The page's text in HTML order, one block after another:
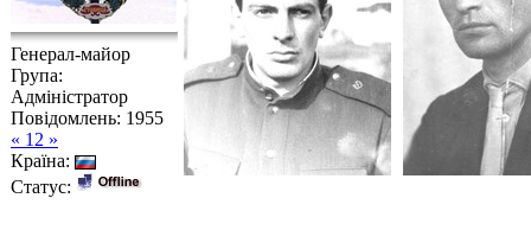
Генерал-майор
Група:
Адміністратор
Повідомлень: 1955
« 12 »
Країна:
Статус: